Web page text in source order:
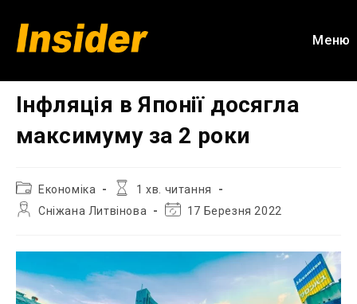
вмісту
Меню
Інфляція в Японії досягла
максимуму за 2 роки
Категорія
запису:
Економіка
Час
1 хв. читання
АвторСніжана Литвінова
Остання17 Березня 2022